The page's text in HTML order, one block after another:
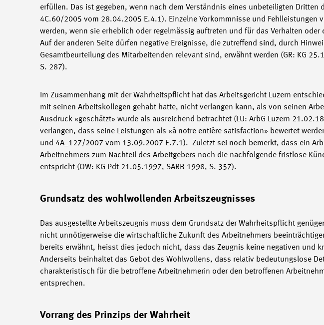
erfüllen. Das ist gegeben, wenn nach dem Verständnis eines unbeteiligten Dritten
4C.60/2005 vom 28.04.2005 E.4.1). Einzelne Vorkommnisse und Fehlleistungen
werden, wenn sie erheblich oder regelmässig auftreten und für das Verhalten
Auf der anderen Seite dürfen negative Ereignisse, die zutreffend sind, durch
Gesamtbeurteilung des Mitarbeitenden relevant sind, erwähnt werden (GR: KG
S. 287).
Im Zusammenhang mit der Wahrheitspflicht hat das Arbeitsgericht Luzern
mit seinen Arbeitskollegen gehabt hatte, nicht verlangen kann, als von seinen
Ausdruck «geschätzt» wurde als ausreichend betrachtet (LU: ArbG Luzern
verlangen, dass seine Leistungen als «à notre entière satisfaction» bewertet
und 4A_127/2007 vom 13.09.2007 E.7.1). Zuletzt sei noch bemerkt, dass ein
Arbeitnehmers zum Nachteil des Arbeitgebers noch die nachfolgende fristlose
entspricht (OW: KG Pdt 21.05.1997, SARB 1998, S. 357).
Grundsatz des wohlwollenden Arbeitszeugnisses
Das ausgestellte Arbeitszeugnis muss dem Grundsatz der Wahrheitspflicht
nicht unnötigerweise die wirtschaftliche Zukunft des Arbeitnehmers
bereits erwähnt, heisst dies jedoch nicht, dass das Zeugnis keine negativen und
Anderseits beinhaltet das Gebot des Wohlwollens, dass relativ bedeutungslose
charakteristisch für die betroffene Arbeitnehmerin oder den betroffenen
entsprechen.
Vorrang des Prinzips der Wahrheit